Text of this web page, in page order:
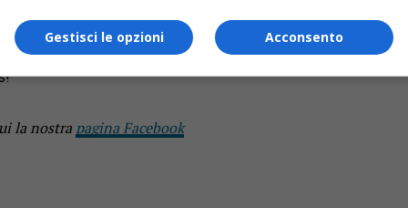
chiesa della Madonnina in via della Rotta e li lanciano
la nostra pagina Facebook
Acconsento
Gestisci le opzioni